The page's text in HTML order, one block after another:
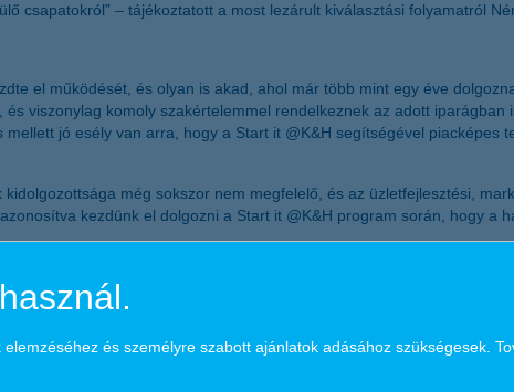
csapatokról” – tájékoztatott a most lezárult kiválasztási folyamatról
el működését, és olyan is akad, ahol már több mint egy éve
viszonylag komoly szakértelemmel rendelkeznek az adott iparágban
jó esély van arra, hogy a Start it @K&H segítségével piacképes
még sokszor nem megfelelő, és az üzletfejlesztési,
kezdünk el dolgozni a Start it @K&H program során, hogy a
legegészségesebb fűtési technológiát, a távoli infravörös hullámokat
amely vakok és gyengén látók számára készült. A
és viselőjével élőszóban ismerteti azokat. A csapat nem titkolt
és személyre szabott ajánlatok adásához szükségesek.